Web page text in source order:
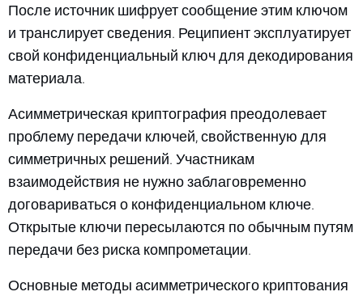
После источник шифрует сообщение этим ключом
и транслирует сведения. Реципиент эксплуатирует
свой конфиденциальный ключ для декодирования
материала.
Асимметрическая криптография преодолевает
проблему передачи ключей, свойственную для
симметричных решений. Участникам
взаимодействия не нужно заблаговременно
договариваться о конфиденциальном ключе.
Открытые ключи пересылаются по обычным путям
передачи без риска компрометации.
Основные методы асимметрического криптования